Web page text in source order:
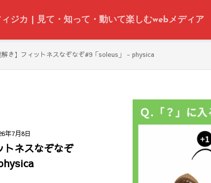
ィジカ | 見て・知って・動いて楽しむwebメディア
解き】フィットネスなぞなぞ#9「soleus」 - physica
年7月8日
トネスなぞなぞ